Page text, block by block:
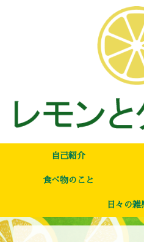
自己紹介
食べ物のこと
日々の雑